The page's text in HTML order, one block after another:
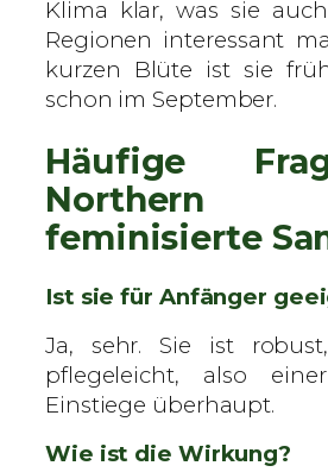
Klima klar, was sie
Regionen interessant
kurzen Blüte ist sie
schon im September.
Häufige
Northern
feminisierte
Ist sie für Anfänger
Ja, sehr. Sie ist
pflegeleicht, also
Einstiege überhaupt.
Wie ist die Wirkung?